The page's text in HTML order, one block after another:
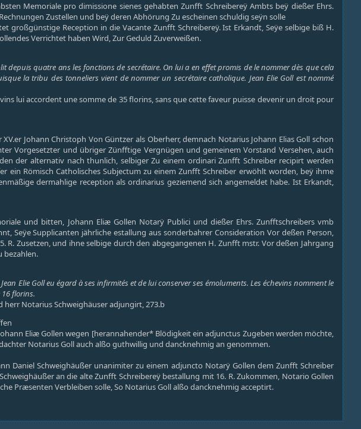
Memoriale pro dimissione sienes gehabten Zunfft Schreibereÿ Ambts beÿ dießer Ehrs.
Zustellen und beÿ deren Abhörung Zu escheinen schuldig seÿn solle
großgünstige Reception in die Vacante Zunfft Schreibereÿ. Ist Erkandt, Seÿe selbige biß H.
Verrichtet haben Wird, Zur Geduld Zuverweißen.
depuis quatre ans les fonctions de secrétaire. On lui a en effet promis de le nommer dès que cela
la tribu des tonneliers vient de nommer un secrétaire catholique. Jean Elie Goll est nommé
lui accordent une somme de 35 florins, sans que cette faveur puisse devenir un droit pour
Johann Christoph Von Güntzer als Oberherr, demnach Notarius Johann Elias Goll schon
Vorgesetzter und übriger Zünfftige Vergnügen und gemeinem Vorstand Versehen, auch
der alternativ nach thunlich, selbiger Zu einem ordinari Zunfft Schreiber recipirt werden
ein Römisch Catholisches Subjectum zu einem Zunfft Schreiber erwöhlt worden, beÿ ihme
dermahlige reception als ordinarius geziemend sich angemeldet habe. Ist Erkandt,
und bitten, Johann Eliæ Gollen Notarÿ Publici und dießer Ehrs. Zunfftschreibers vmb
Seÿe Supplicanten jährliche estallung aus sonderbahrer Consideration Vor deßen Person,
R. Zusetzen, und ihne selbige durch den abgegangenen H. Zunfft mstr. Vor deßen Jahrgang
bezahlen.
Elie Goll eu égard à ses infirmités et de lui conserver ses émoluments. Les échevins nomment le
florins.
Notarius Schweighäuser adjungirt, 273.b
Eliæ Gollen wegen [herannahender* Blödigkeit ein adjunctus Zugeben werden möchte,
Notarius Goll auch alßo guthwillig und dancknehmig an genommen.
Daniel Schweighäußer unanimiter zu einem adjuncto Notarÿ Gollen dem Zunfft Schreiber
an die alte Zunfft Schreibereÿ bestallung mit 16. R. Zukommen, Notario Gollen
Præsenten Verbleiben solle, So Notarius Goll alßo dancknehmig acceptirt.